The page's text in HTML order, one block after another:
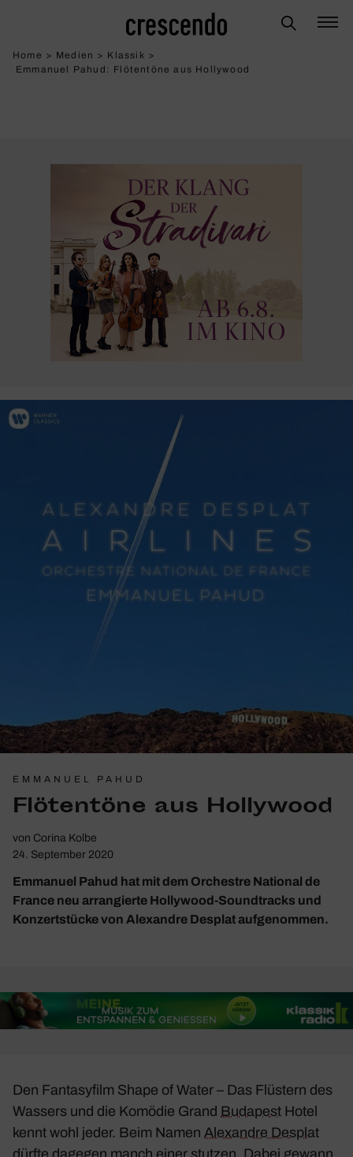
Home > Medien > Klassik >
Emmanuel Pahud: Flöten­töne aus Holly­wood
EMMANUEL PAHUD
Flöten­töne aus Holly­wood
von Corina Kolbe
24. September 2020
Emmanuel Pahud hat mit dem Orchestre National de
France neu arrangierte Hollywood-Soundtracks und
Konzertstücke von Alexandre Desplat aufgenommen.
Den Fanta­sy­film Shape of Water – Das Flüs­tern des
Wassers und die Komödie Grand Buda­pest Hotel
kennt wohl jeder. Beim Namen Alex­andre Desplat
dürfte dagegen manch einer stutzen. Dabei gewann